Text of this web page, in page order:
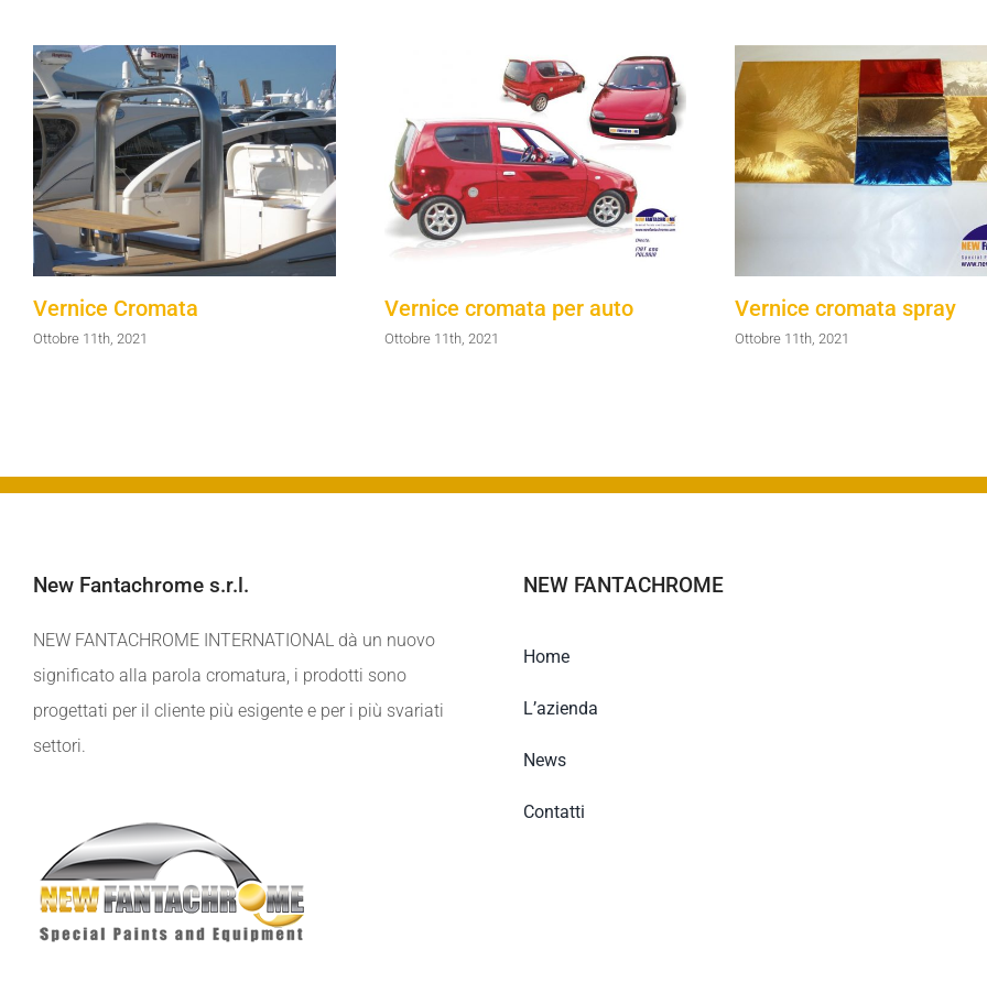
Vernice Cromata
Ottobre 11th, 2021
Vernice cromata per auto
Ottobre 11th, 2021
Vernice cromata spray
Ottobre 11th, 2021
New Fantachrome s.r.l.
NEW FANTACHROME INTERNATIONAL dà un nuovo
significato alla parola cromatura, i prodotti sono
progettati per il cliente più esigente e per i più svariati
settori.
NEW FANTACHROME
Home
L’azienda
News
Contatti